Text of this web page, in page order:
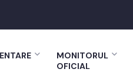
MONITORUL
OFICIAL